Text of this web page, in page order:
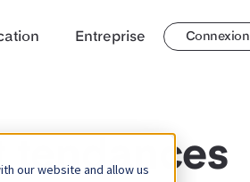
our website and allow us
Entreprise Connexion
tendances